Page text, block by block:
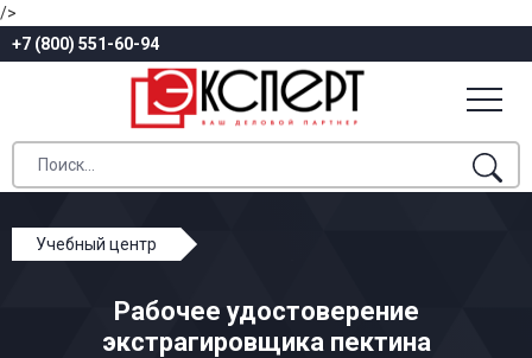
/>
+7 (800) 551-60-94
Учебный центр
Кондитерское производство
Экстрагировщик пектина
Рабочее удостоверение
экстрагировщика пектина